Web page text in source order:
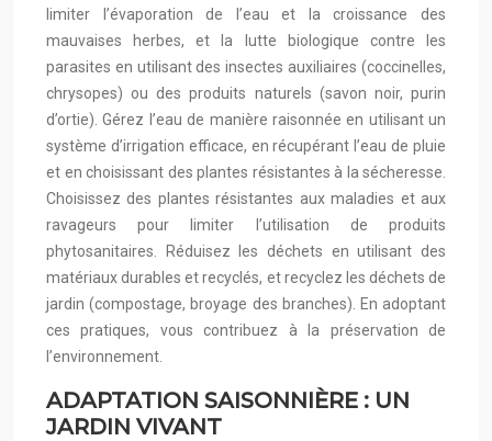
limiter l’évaporation de l’eau et la croissance des
mauvaises herbes, et la lutte biologique contre les
parasites en utilisant des insectes auxiliaires (coccinelles,
chrysopes) ou des produits naturels (savon noir, purin
d’ortie). Gérez l’eau de manière raisonnée en utilisant un
système d’irrigation efficace, en récupérant l’eau de pluie
et en choisissant des plantes résistantes à la sécheresse.
Choisissez des plantes résistantes aux maladies et aux
ravageurs pour limiter l’utilisation de produits
phytosanitaires. Réduisez les déchets en utilisant des
matériaux durables et recyclés, et recyclez les déchets de
jardin (compostage, broyage des branches). En adoptant
ces pratiques, vous contribuez à la préservation de
l’environnement.
ADAPTATION SAISONNIÈRE : UN
JARDIN VIVANT